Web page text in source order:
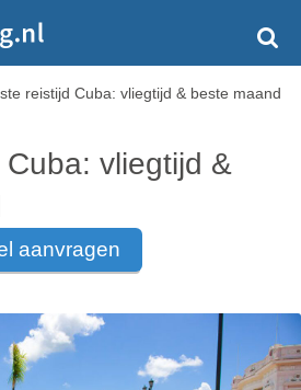
reistijd Cuba: vliegtijd & beste maand
vliegtijd &
aanvragen